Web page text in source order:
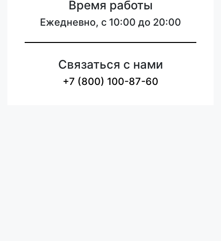
Время работы
Ежедневно, с 10:00 до 20:00
Связаться с нами
+7 (800) 100-87-60